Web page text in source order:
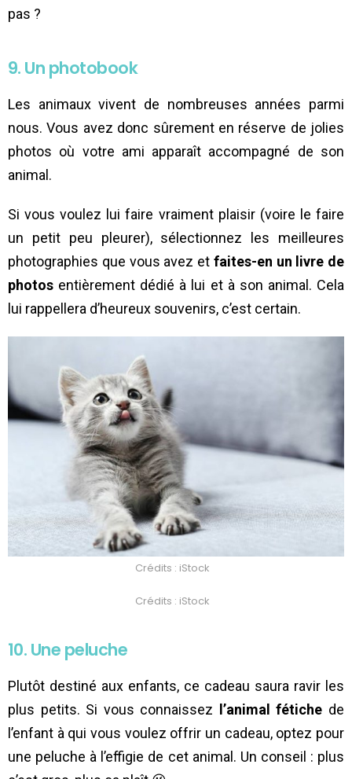
pas ?
9. Un photobook
Les animaux vivent de nombreuses années parmi
nous. Vous avez donc sûrement en réserve de jolies
photos où votre ami apparaît accompagné de son
animal.
Si vous voulez lui faire vraiment plaisir (voire le faire
un petit peu pleurer), sélectionnez les meilleures
photographies que vous avez et faites-en un livre de
photos entièrement dédié à lui et à son animal. Cela
lui rappellera d’heureux souvenirs, c’est certain.
Crédits : iStock
Crédits : iStock
10. Une peluche
Plutôt destiné aux enfants, ce cadeau saura ravir les
plus petits. Si vous connaissez
l’animal fétiche de
l’enfant à qui vous voulez offrir un cadeau, optez pour
une peluche à l’effigie de cet animal. Un conseil : plus